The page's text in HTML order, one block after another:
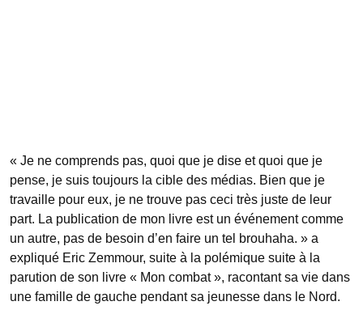
« Je ne comprends pas, quoi que je dise et quoi que je
pense, je suis toujours la cible des médias. Bien que je
travaille pour eux, je ne trouve pas ceci très juste de leur
part. La publication de mon livre est un événement comme
un autre, pas de besoin d’en faire un tel brouhaha. » a
expliqué Eric Zemmour, suite à la polémique suite à la
parution de son livre « Mon combat », racontant sa vie dans
une famille de gauche pendant sa jeunesse dans le Nord.